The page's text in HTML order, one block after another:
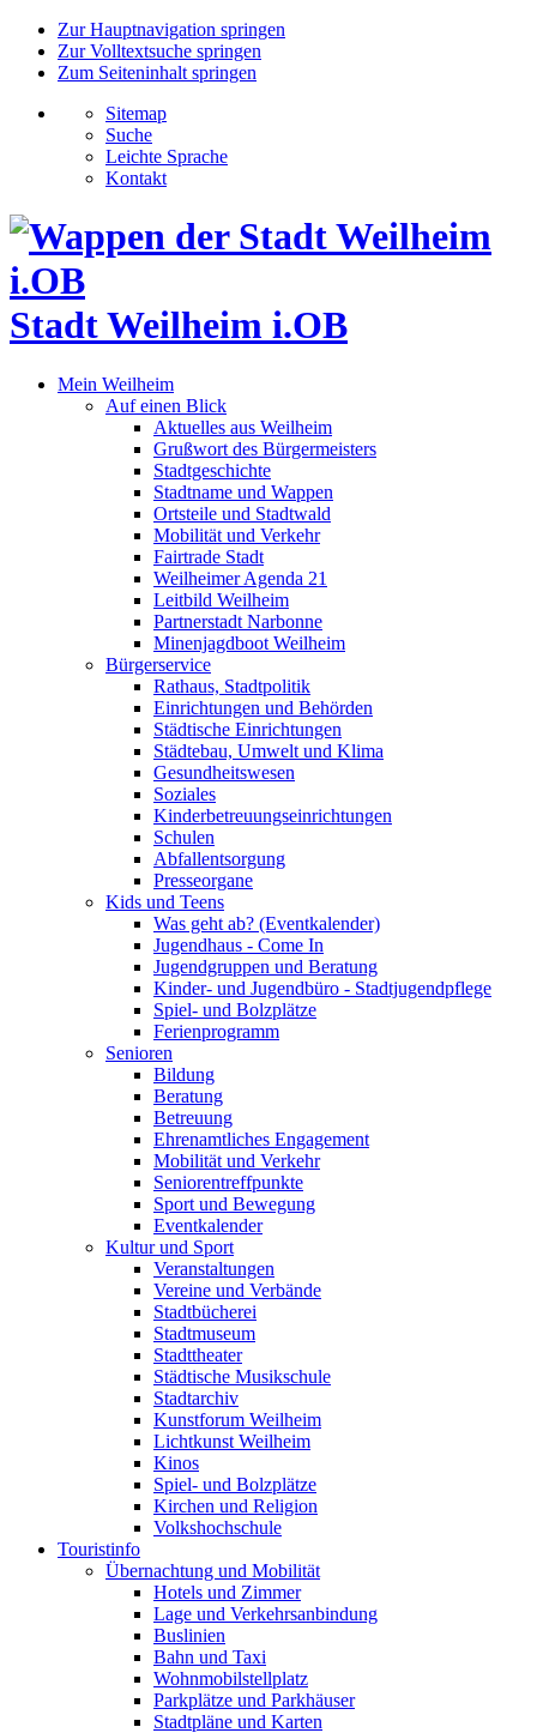
Zur Hauptnavigation springen
Zur Volltextsuche springen
Zum Seiteninhalt springen
Sitemap
Suche
Leichte Sprache
Kontakt
Stadt Weilheim i.OB
Mein Weilheim
Auf einen Blick
Aktuelles aus Weilheim
Grußwort des Bürgermeisters
Stadtgeschichte
Stadtname und Wappen
Ortsteile und Stadtwald
Mobilität und Verkehr
Fairtrade Stadt
Weilheimer Agenda 21
Leitbild Weilheim
Partnerstadt Narbonne
Minenjagdboot Weilheim
Bürgerservice
Rathaus, Stadtpolitik
Einrichtungen und Behörden
Städtische Einrichtungen
Städtebau, Umwelt und Klima
Gesundheitswesen
Soziales
Kinderbetreuungseinrichtungen
Schulen
Abfallentsorgung
Presseorgane
Kids und Teens
Was geht ab? (Eventkalender)
Jugendhaus - Come In
Jugendgruppen und Beratung
Kinder- und Jugendbüro - Stadtjugendpflege
Spiel- und Bolzplätze
Ferienprogramm
Senioren
Bildung
Beratung
Betreuung
Ehrenamtliches Engagement
Mobilität und Verkehr
Seniorentreffpunkte
Sport und Bewegung
Eventkalender
Kultur und Sport
Veranstaltungen
Vereine und Verbände
Stadtbücherei
Stadtmuseum
Stadttheater
Städtische Musikschule
Stadtarchiv
Kunstforum Weilheim
Lichtkunst Weilheim
Kinos
Spiel- und Bolzplätze
Kirchen und Religion
Volkshochschule
Touristinfo
Übernachtung und Mobilität
Hotels und Zimmer
Lage und Verkehrsanbindung
Buslinien
Bahn und Taxi
Wohnmobilstellplatz
Parkplätze und Parkhäuser
Stadtpläne und Karten